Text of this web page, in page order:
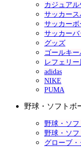
カジュアル
サッカー
サッカーボ
サッカーバ
グッズ
ゴールキ
レフェリー
adidas
NIKE
PUMA
野球・ソフトボ
野球・ソ
野球・ソフ
グローブ・